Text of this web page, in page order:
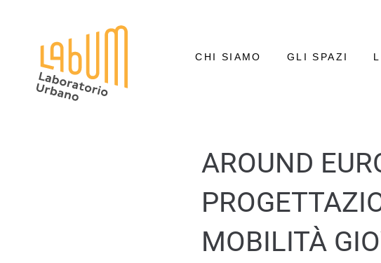
CHI SIAMO GLI SPAZI
AROUND
MOBILITÀ